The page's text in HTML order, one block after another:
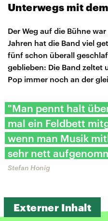
Unterwegs mit
Der Weg auf die Bühne
Jahren hat die Band viel
fünf schon überall
geblieben: Die Band zeltet
Pop immer noch an der
"Man pennt halt
mal ein Feldbett
wenn man Musik
sehr nett
Stefan Honig
Externer Inhalt